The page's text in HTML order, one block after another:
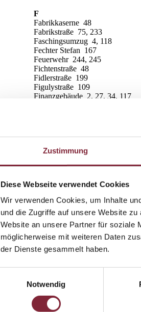
Zustimmung
Diese Webseite verwendet Cookies
Wir verwenden Cookies, um Inhalte
und die Zugriffe auf unsere Website
Website an unsere Partner für soziale
möglicherweise mit weiteren Daten
der Dienste gesammelt haben.
Notwendig
F
Fabrikkaserne 48
Fabrikstraße 75, 233
Faschingsumzug 4, 118
Fechter Stefan 167
Feuerwehr 244, 245
Fichtenstraße 48
Fidlerstraße 199
Figulystraße 109
Finanzgebäude 2, 27, 34, 117
Frohsinn Sängerbund 36
Froschberg 245
G
Gärtnerstraße 109, 113
Gasthaus „Zur Eisernen Hand“
Gasthaus „Zum Goldenen
Gasthaus „Zum weißen Lamm“
Gasthaus „Zur Blauen Traube“
Gasthof „Goldene Krone“ 71
Gasthof „Zur Stadt Budweis“
Generali Versicherung 20
Gleißner Heinrich 23, 67, 151,
Glimpfingerstraße 44
Glückstelle Moser 131